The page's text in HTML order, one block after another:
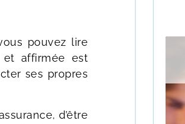
pouvez lire
affirmée est
ses propres
d’être